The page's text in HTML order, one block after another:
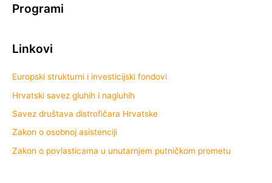
Programi
Linkovi
Europski strukturni i investicijski fondovi
Hrvatski savez gluhih i nagluhih
Savez društava distrofičara Hrvatske
Zakon o osobnoj asistenciji
Zakon o povlasticama u unutarnjem putničkom prometu